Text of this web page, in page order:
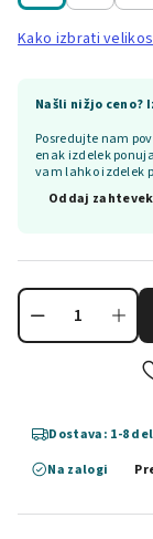
Kako izbrati
Našli nižjo ceno?
Posredujte nam
enak izdelek
vam lahko izdelek
Oddaj zahtevek
Dostava: 1-8
Na zalogi